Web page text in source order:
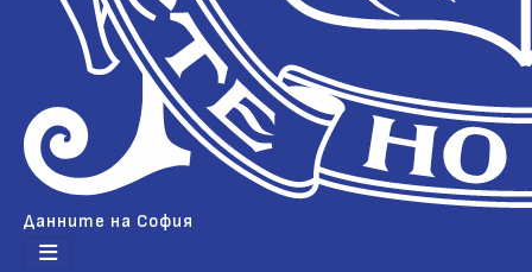
Данните на София